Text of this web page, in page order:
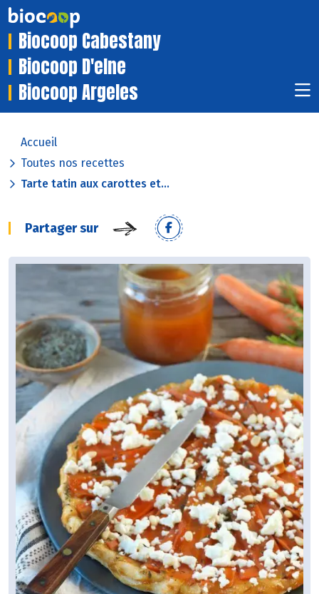
Biocoop Cabestany
Biocoop D'elne
Biocoop Argeles
Accueil
Toutes nos recettes
Tarte tatin aux carottes et...
Partager sur